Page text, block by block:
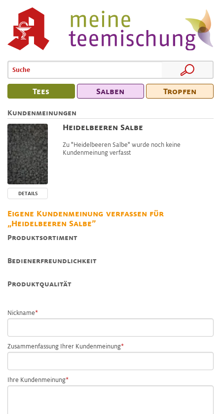
Tees Salben Tropfen
Kundenmeinungen
DETAILS
Heidelbeeren Salbe
Zu "Heidelbeeren Salbe" wurde noch keine
Kundenmeinung verfasst
Eigene Kundenmeinung verfassen für
„Heidelbeeren Salbe”
Produktsortiment
Bedienerfreundlichkeit
Produktqualität
Nickname
Zusammenfassung Ihrer Kundenmeinung
Ihre Kundenmeinung